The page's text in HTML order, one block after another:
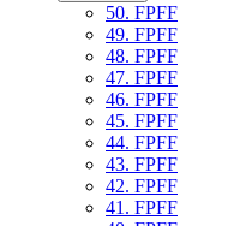
50. FPFF
49. FPFF
48. FPFF
47. FPFF
46. FPFF
45. FPFF
44. FPFF
43. FPFF
42. FPFF
41. FPFF